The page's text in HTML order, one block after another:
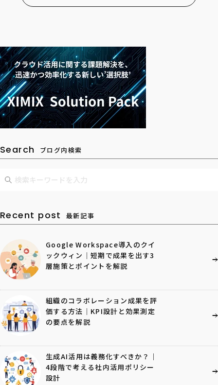
Search ブログ内検索
Recent post 最新記事
Google Workspace導入のクイ
ックウィン｜短期で成果を出す3
層施策とポイントを解説
組織のコラボレーション成果を評
価する方法｜KPI設計と効果測定
の要点を解説
生成AI活用は義務化すべきか？｜
4段階で考える社内活用ポリシー
設計